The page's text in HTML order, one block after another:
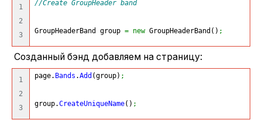
1
2
//Create GroupHeader band
GroupHeaderBand group = new GroupHeaderBand ( ) ;
Созданный бэнд добавляем на страницу:
1
2
page. Bands .Add (group) ;
group.CreateUniqueName( ) ;